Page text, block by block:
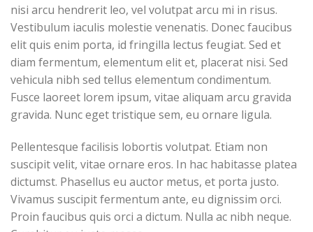
nisi arcu hendrerit leo, vel volutpat arcu mi in risus.
Vestibulum iaculis molestie venenatis. Donec faucibus
elit quis enim porta, id fringilla lectus feugiat. Sed et
diam fermentum, elementum elit et, placerat nisi. Sed
vehicula nibh sed tellus elementum condimentum.
Fusce laoreet lorem ipsum, vitae aliquam arcu gravida
gravida. Nunc eget tristique sem, eu ornare ligula.
Pellentesque facilisis lobortis volutpat. Etiam non
suscipit velit, vitae ornare eros. In hac habitasse platea
dictumst. Phasellus eu auctor metus, et porta justo.
Vivamus suscipit fermentum ante, eu dignissim orci.
Proin faucibus quis orci a dictum. Nulla ac nibh neque.